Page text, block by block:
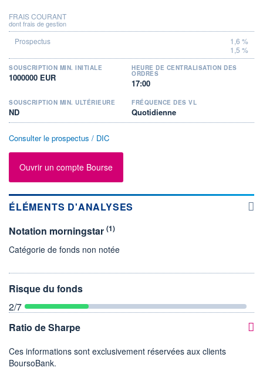
FRAIS COURANT
dont frais de gestion
1,6 %
1,5 %
SOUSCRIPTION MIN. INITIALE
1000000 EUR
HEURE DE CENTRALISATION DES
ORDRES
17:00
SOUSCRIPTION MIN. ULTÉRIEURE
ND
FRÉQUENCE DES VL
Quotidienne
Consulter le prospectus / DIC
Ouvrir un compte Bourse
ÉLÉMENTS D'ANALYSES
Notation morningstar (1)
Catégorie de fonds non notée
Risque du fonds
2/7
Ratio de Sharpe
Ces informations sont exclusivement réservées aux clients
BoursoBank.